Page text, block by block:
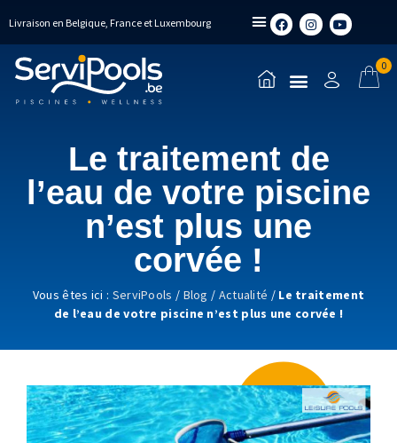
Livraison en Belgique, France et Luxembourg
0
Le traitement de
l’eau de votre piscine
n’est plus une
corvée !
Vous êtes ici : ServiPools / Blog / Actualité / Le traitement
de l’eau de votre piscine n’est plus une corvée !